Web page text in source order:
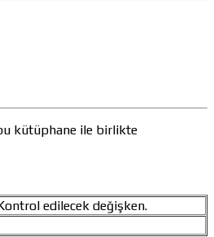
kütüphane ile birlikte
edilecek değişken.